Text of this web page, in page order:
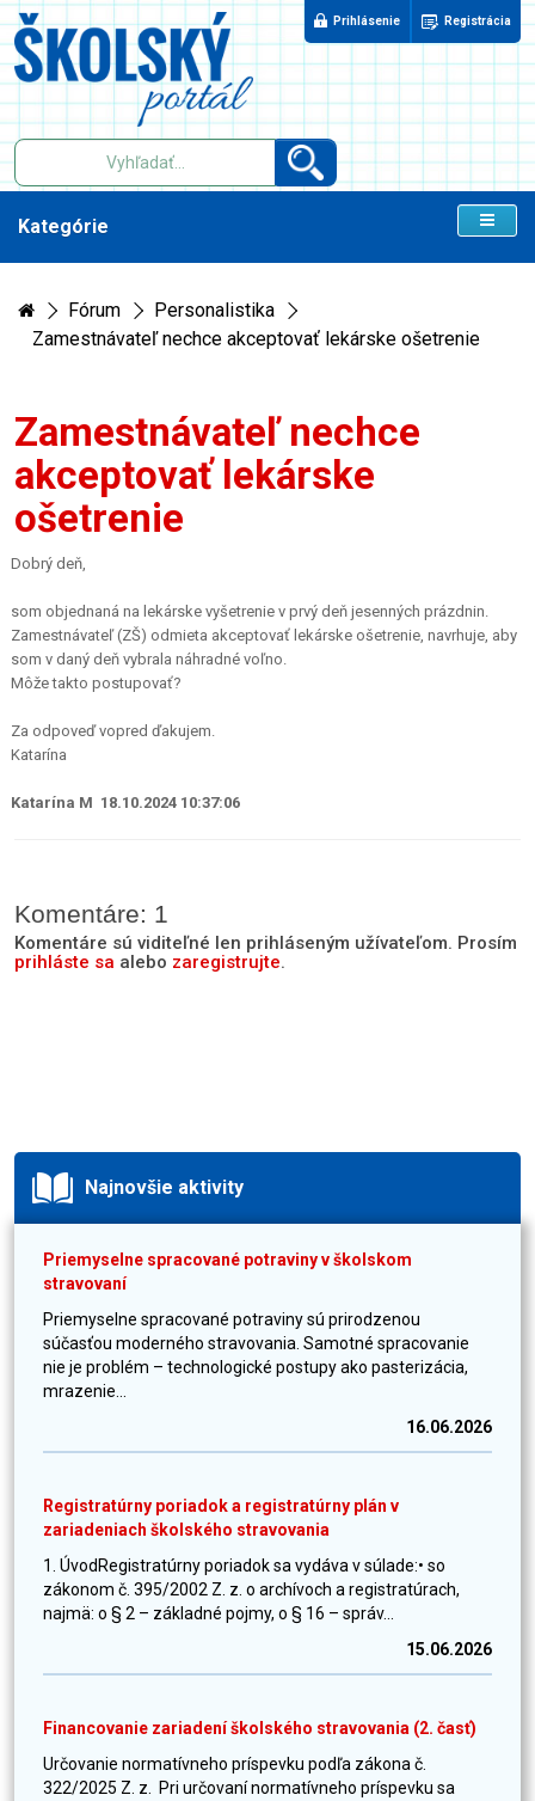
Prihlásenie Registrácia
Kategórie
Fórum
Personalistika
Zamestnávateľ nechce akceptovať lekárske ošetrenie
Zamestnávateľ nechce
akceptovať lekárske
ošetrenie
Dobrý deň,
som objednaná na lekárske vyšetrenie v prvý deň jesenných prázdnin.
Zamestnávateľ (ZŠ) odmieta akceptovať lekárske ošetrenie, navrhuje, aby
som v daný deň vybrala náhradné voľno.
Môže takto postupovať?
Za odpoveď vopred ďakujem.
Katarína
Katarína M 18.10.2024 10:37:06
Komentáre: 1
Komentáre sú viditeľné len prihláseným užívateľom. Prosím
prihláste sa alebo zaregistrujte.
Najnovšie aktivity
Priemyselne spracované potraviny v školskom
stravovaní
Priemyselne spracované potraviny sú prirodzenou
súčasťou moderného stravovania. Samotné spracovanie
nie je problém – technologické postupy ako pasterizácia,
mrazenie...
16.06.2026
Registratúrny poriadok a registratúrny plán v
zariadeniach školského stravovania
1. ÚvodRegistratúrny poriadok sa vydáva v súlade:• so
zákonom č. 395/2002 Z. z. o archívoch a registratúrach,
najmä: o § 2 – základné pojmy, o § 16 – správ...
15.06.2026
Financovanie zariadení školského stravovania (2. časť)
Určovanie normatívneho príspevku podľa zákona č.
322/2025 Z. z. Pri určovaní normatívneho príspevku sa